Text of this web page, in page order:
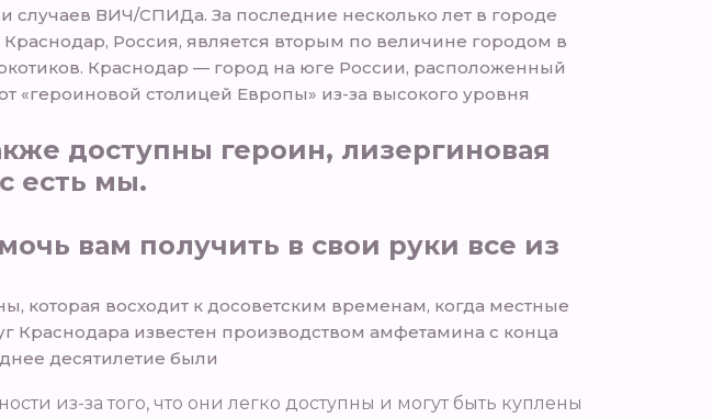
случаев ВИЧ/СПИДа. За последние несколько лет в городе
Россия, является вторым по величине городом в
Краснодар — город на юге России, расположенный
«героиновой столицей Европы» из-за высокого уровня
доступны героин, лизергиновая
есть мы.
вам получить в свои руки все из
восходит к досоветским временам, когда местные
Краснодара известен производством амфетамина с конца
десятилетие были
из-за того, что они легко доступны и могут быть куплены